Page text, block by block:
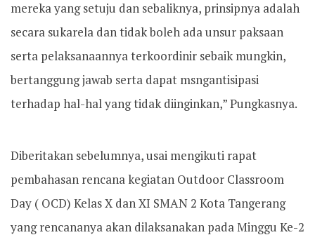
mereka yang setuju dan sebaliknya, prinsipnya adalah
secara sukarela dan tidak boleh ada unsur paksaan
serta pelaksanaannya terkoordinir sebaik mungkin,
bertanggung jawab serta dapat msngantisipasi
terhadap hal-hal yang tidak diinginkan,” Pungkasnya.
Diberitakan sebelumnya, usai mengikuti rapat
pembahasan rencana kegiatan Outdoor Classroom
Day ( OCD) Kelas X dan XI SMAN 2 Kota Tangerang
yang rencananya akan dilaksanakan pada Minggu Ke-2